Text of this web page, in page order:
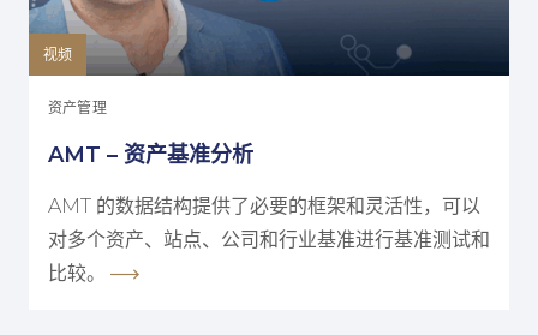
视频
资产管理
AMT – 资产基准分析
AMT 的数据结构提供了必要的框架和灵活性，可以
对多个资产、站点、公司和行业基准进行基准测试和
比较。